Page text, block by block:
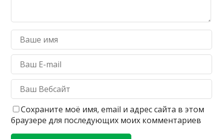
Сохраните моё имя, email и адрес сайта в этом
браузере для последующих моих комментариев